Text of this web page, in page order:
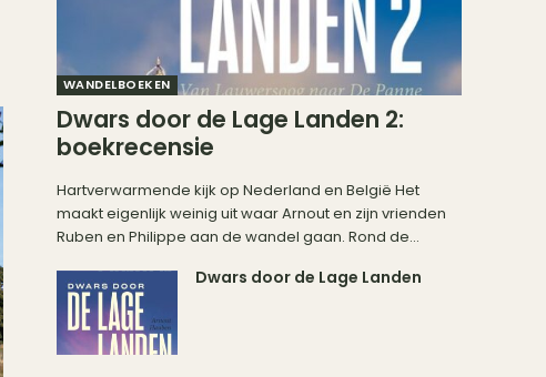
WANDELBOEKEN
Dwars door de Lage Landen 2:
boekrecensie
Hartverwarmende kijk op Nederland en België Het
maakt eigenlijk weinig uit waar Arnout en zijn vrienden
Ruben en Philippe aan de wandel gaan. Rond de...
Dwars door de Lage Landen